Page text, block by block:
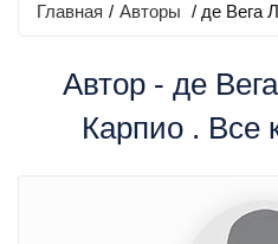
Главная / Авторы / де Вега
Автор - де
Карпио . Все